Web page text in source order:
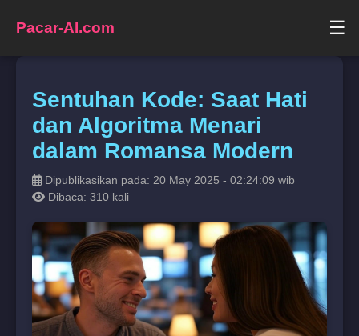
Pacar-AI.com ☰
Sentuhan Kode: Saat Hati
dan Algoritma Menari
dalam Romansa Modern
Dipublikasikan pada: 20 May 2025 - 02:24:09 wib
Dibaca: 310 kali